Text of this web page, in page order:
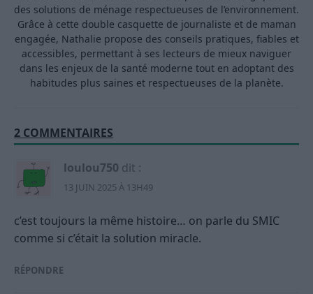
des solutions de ménage respectueuses de l’environnement.
Grâce à cette double casquette de journaliste et de maman
engagée, Nathalie propose des conseils pratiques, fiables et
accessibles, permettant à ses lecteurs de mieux naviguer
dans les enjeux de la santé moderne tout en adoptant des
habitudes plus saines et respectueuses de la planète.
2 COMMENTAIRES
loulou750 dit :
13 JUIN 2025 À 13H49
c’est toujours la même histoire… on parle du SMIC
comme si c’était la solution miracle.
RÉPONDRE